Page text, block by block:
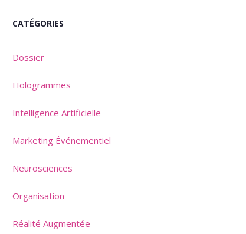
CATÉGORIES
Dossier
Hologrammes
Intelligence Artificielle
Marketing Événementiel
Neurosciences
Organisation
Réalité Augmentée